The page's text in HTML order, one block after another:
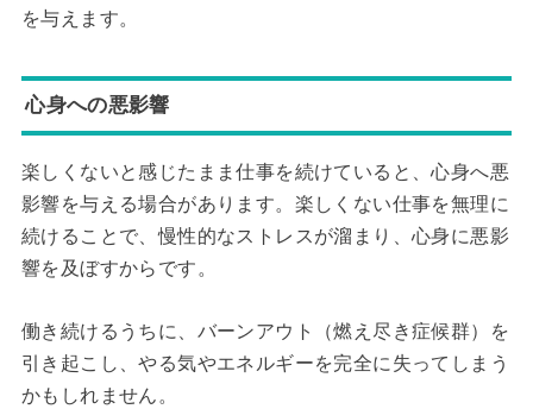
を与えます。
心身への悪影響
楽しくないと感じたまま仕事を続けていると、心身へ悪
影響を与える場合があります。楽しくない仕事を無理に
続けることで、慢性的なストレスが溜まり、心身に悪影
響を及ぼすからです。
働き続けるうちに、バーンアウト（燃え尽き症候群）を
引き起こし、やる気やエネルギーを完全に失ってしまう
かもしれません。